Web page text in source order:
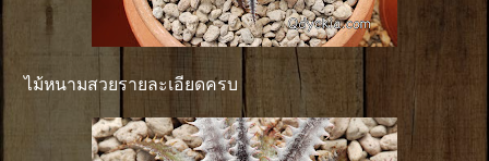
ไม้หนามสวยรายละเอียดครบ